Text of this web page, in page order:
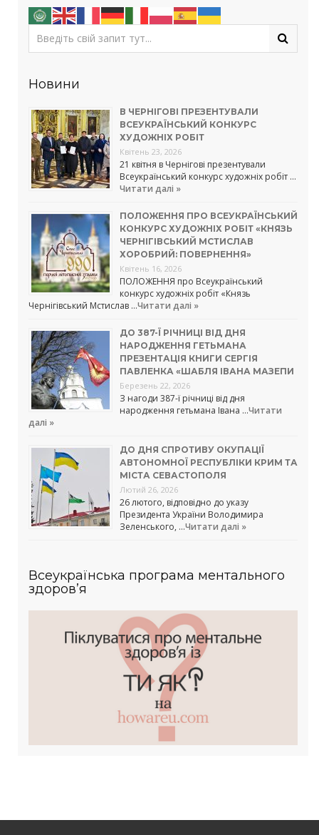
Новини
В ЧЕРНІГОВІ ПРЕЗЕНТУВАЛИ
ВСЕУКРАЇНСЬКИЙ КОНКУРС
ХУДОЖНІХ РОБІТ
Квітень 23, 2026
21 квітня в Чернігові презентували
Всеукраїнський конкурс художніх робіт …
Читати далі »
ПОЛОЖЕННЯ ПРО ВСЕУКРАЇНСЬКИЙ
КОНКУРС ХУДОЖНІХ РОБІТ «КНЯЗЬ
ЧЕРНІГІВСЬКИЙ МСТИСЛАВ
ХОРОБРИЙ: ПОВЕРНЕННЯ»
Квітень 16, 2026
ПОЛОЖЕННЯ про Всеукраїнський
конкурс художніх робіт «Князь
Чернігівський Мстислав …Читати далі »
ДО 387-Ї РІЧНИЦІ ВІД ДНЯ
НАРОДЖЕННЯ ГЕТЬМАНА
ПРЕЗЕНТАЦІЯ КНИГИ СЕРГІЯ
ПАВЛЕНКА «ШАБЛЯ ІВАНА МАЗЕПИ
Березень 22, 2026
З нагоди 387-ї річниці від дня
народження гетьмана Івана …Читати
далі »
ДО ДНЯ СПРОТИВУ ОКУПАЦІЇ
АВТОНОМНОЇ РЕСПУБЛІКИ КРИМ ТА
МІСТА СЕВАСТОПОЛЯ
Лютий 26, 2026
26 лютого, відповідно до указу
Президента України Володимира
Зеленського, …Читати далі »
Всеукраїнська програма ментального
здоров’я